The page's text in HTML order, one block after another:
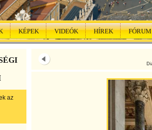
KÉPEK VIDEÓK HÍREK FÓRUM
az